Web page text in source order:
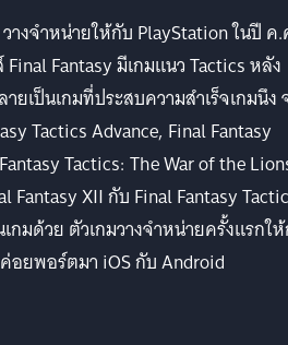
างจำหน่ายให้กับ PlayStation ในปี ค
Fantasy มีเกมแนว Tactics หลัง
ยเป็นเกมที่ประสบความสำเร็จเกมนึง
Tactics Advance, Final Fantasy
Tactics: The War of the
Fantasy XII กับ Final Fantasy
กมด้วย ตัวเกมวางจำหน่ายครั้งแรกใ
อยพอร์ตมา iOS กับ Android